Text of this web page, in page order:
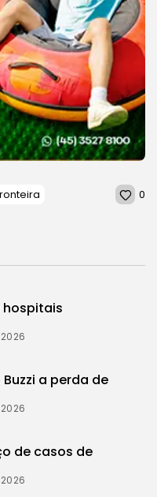
0
hospitais
2026
a perda de
2026
de casos de
2026